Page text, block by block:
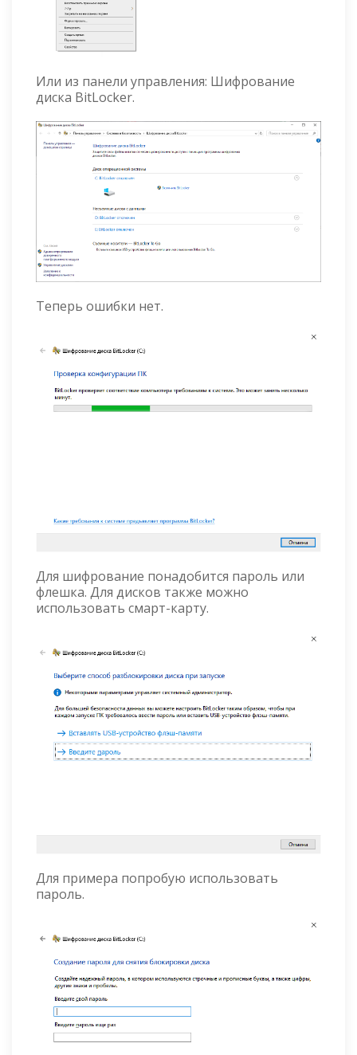
Или из панели управления: Шифрование
диска BitLocker.
Теперь ошибки нет.
Для шифрование понадобится пароль или
флешка. Для дисков также можно
использовать смарт-карту.
Для примера попробую использовать
пароль.